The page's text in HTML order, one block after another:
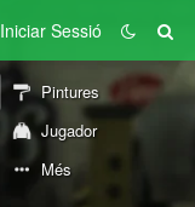
Iniciar Sessió
Pintures
Jugador
Més